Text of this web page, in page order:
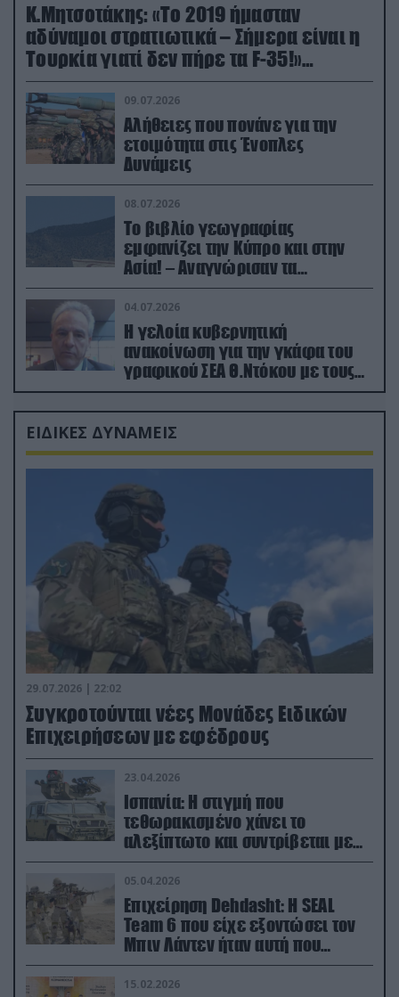
Κ.Μητσοτάκης: «Το 2019 ήμασταν
αδύναμοι στρατιωτικά – Σήμερα είναι η
Τουρκία γιατί δεν πήρε τα F-35!»
(βίντεο)
09.07.2026
Αλήθειες που πονάνε για την
ετοιμότητα στις Ένοπλες
Δυνάμεις
08.07.2026
Το βιβλίο γεωγραφίας
εμφανίζει την Κύπρο και στην
Ασία! – Αναγνώρισαν τα
κατεχόμενα; (φωτο)
04.07.2026
Η γελοία κυβερνητική
ανακοίνωση για την γκάφα του
γραφικού ΣΕΑ Θ.Ντόκου με τους
Ρώσους φαρσέρ
ΕΙΔΙΚΕΣ ΔΥΝΑΜΕΙΣ
29.07.2026 | 22:02
Συγκροτούνται νέες Μονάδες Ειδικών
Επιχειρήσεων με εφέδρους
23.04.2026
Ισπανία: Η στιγμή που
τεθωρακισμένο χάνει το
αλεξίπτωτο και συντρίβεται με
ορμή στο έδαφος (βίντεο)
05.04.2026
Επιχείρηση Dehdasht: Η SEAL
Team 6 που είχε εξοντώσει τον
Μπιν Λάντεν ήταν αυτή που
διέσωσε τον πιλότο του F-15
15.02.2026